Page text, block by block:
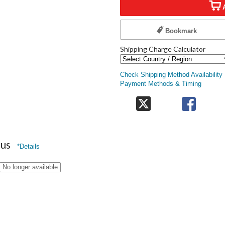
Bookmark
Shipping Charge Calculator
Check Shipping Method Availability
Payment Methods & Timing
*Details
No longer available